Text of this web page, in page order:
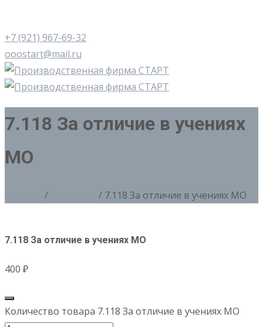
+7 (921) 967-69-32
ooostart@mail.ru
7.118 За отличие в учениях
МО
/ / 7.118 За отличие в учениях МО
7.118 За отличие в учениях МО
400 ₽
Количество товара 7.118 За отличие в учениях МО